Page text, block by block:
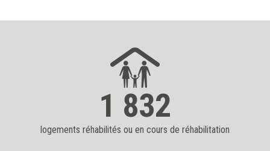
1 832
logements réhabilités ou en cours de réhabilitation